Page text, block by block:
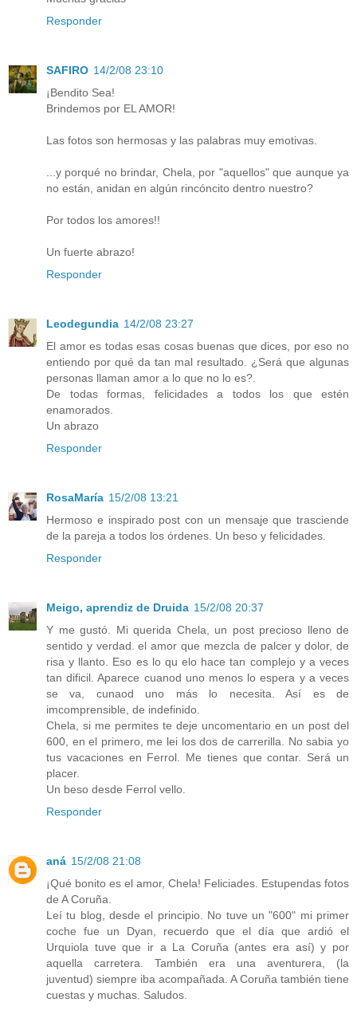
Responder
SAFIRO 14/2/08 23:10
¡Bendito Sea!
Brindemos por EL AMOR!
Las fotos son hermosas y las palabras muy emotivas.
...y porqué no brindar, Chela, por "aquellos" que aunque ya
no están, anidan en algún rincóncito dentro nuestro?
Por todos los amores!!
Un fuerte abrazo!
Responder
Leodegundia 14/2/08 23:27
El amor es todas esas cosas buenas que dices, por eso no
entiendo por qué da tan mal resultado. ¿Será que algunas
personas llaman amor a lo que no lo es?.
De todas formas, felicidades a todos los que estén
enamorados.
Un abrazo
Responder
RosaMaría 15/2/08 13:21
Hermoso e inspirado post con un mensaje que trasciende
de la pareja a todos los órdenes. Un beso y felicidades.
Responder
Meigo, aprendiz de Druida 15/2/08 20:37
Y me gustó. Mi querida Chela, un post precioso lleno de
sentido y verdad. el amor que mezcla de palcer y dolor, de
risa y llanto. Eso es lo qu elo hace tan complejo y a veces
tan dificil. Aparece cuanod uno menos lo espera y a veces
se va, cunaod uno más lo necesita. Así es de
imcomprensible, de indefinido.
Chela, si me permites te deje uncomentario en un post del
600, en el primero, me lei los dos de carrerilla. No sabia yo
tus vacaciones en Ferrol. Me tienes que contar. Será un
placer.
Un beso desde Ferrol vello.
Responder
aná 15/2/08 21:08
¡Qué bonito es el amor, Chela! Feliciades. Estupendas fotos
de A Coruña.
Leí tu blog, desde el principio. No tuve un "600" mi primer
coche fue un Dyan, recuerdo que el día que ardió el
Urquiola tuve que ir a La Coruña (antes era así) y por
aquella carretera. También era una aventurera, (la
juventud) siempre iba acompañada. A Coruña también tiene
cuestas y muchas. Saludos.